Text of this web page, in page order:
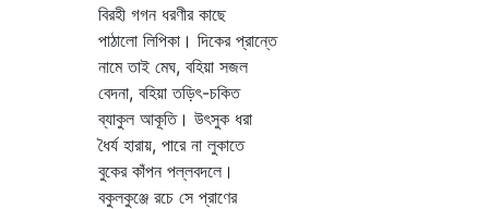
বিরহী গগন ধরণীর কাছে
পাঠালো লিপিকা। দিকের প্রান্তে
নামে তাই মেঘ, বহিয়া সজল
বেদনা, বহিয়া তড়িৎ-চকিত
ব্যাকুল আকূতি। উৎসুক ধরা
ধৈর্য হারায়, পারে না লুকাতে
বুকের কাঁপন পল্লবদলে।
বকুলকুঞ্জে রচে সে প্রাণের